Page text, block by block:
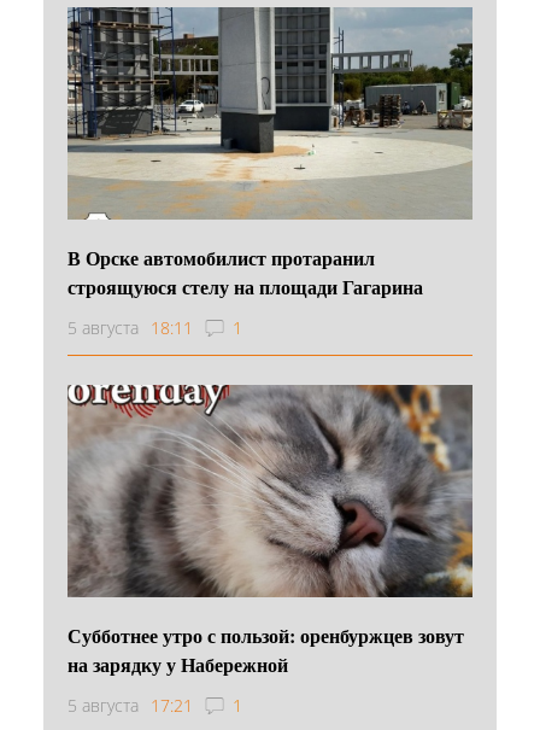
В Орске автомобилист протаранил
строящуюся стелу на площади Гагарина
5 августа 18:11 1
Субботнее утро с пользой: оренбуржцев зовут
на зарядку у Набережной
5 августа 17:21 1